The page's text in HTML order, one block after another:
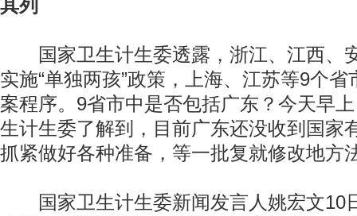
其列
国家卫生计生委透露，浙江、江西、
实施“单独两孩”政策，上海、江苏等9个
案程序。9省市中是否包括广东？今天早
生计生委了解到，目前广东还没收到国家
抓紧做好各种准备，等一批复就修改地方
国家卫生计生委新闻发言人姚宏文10